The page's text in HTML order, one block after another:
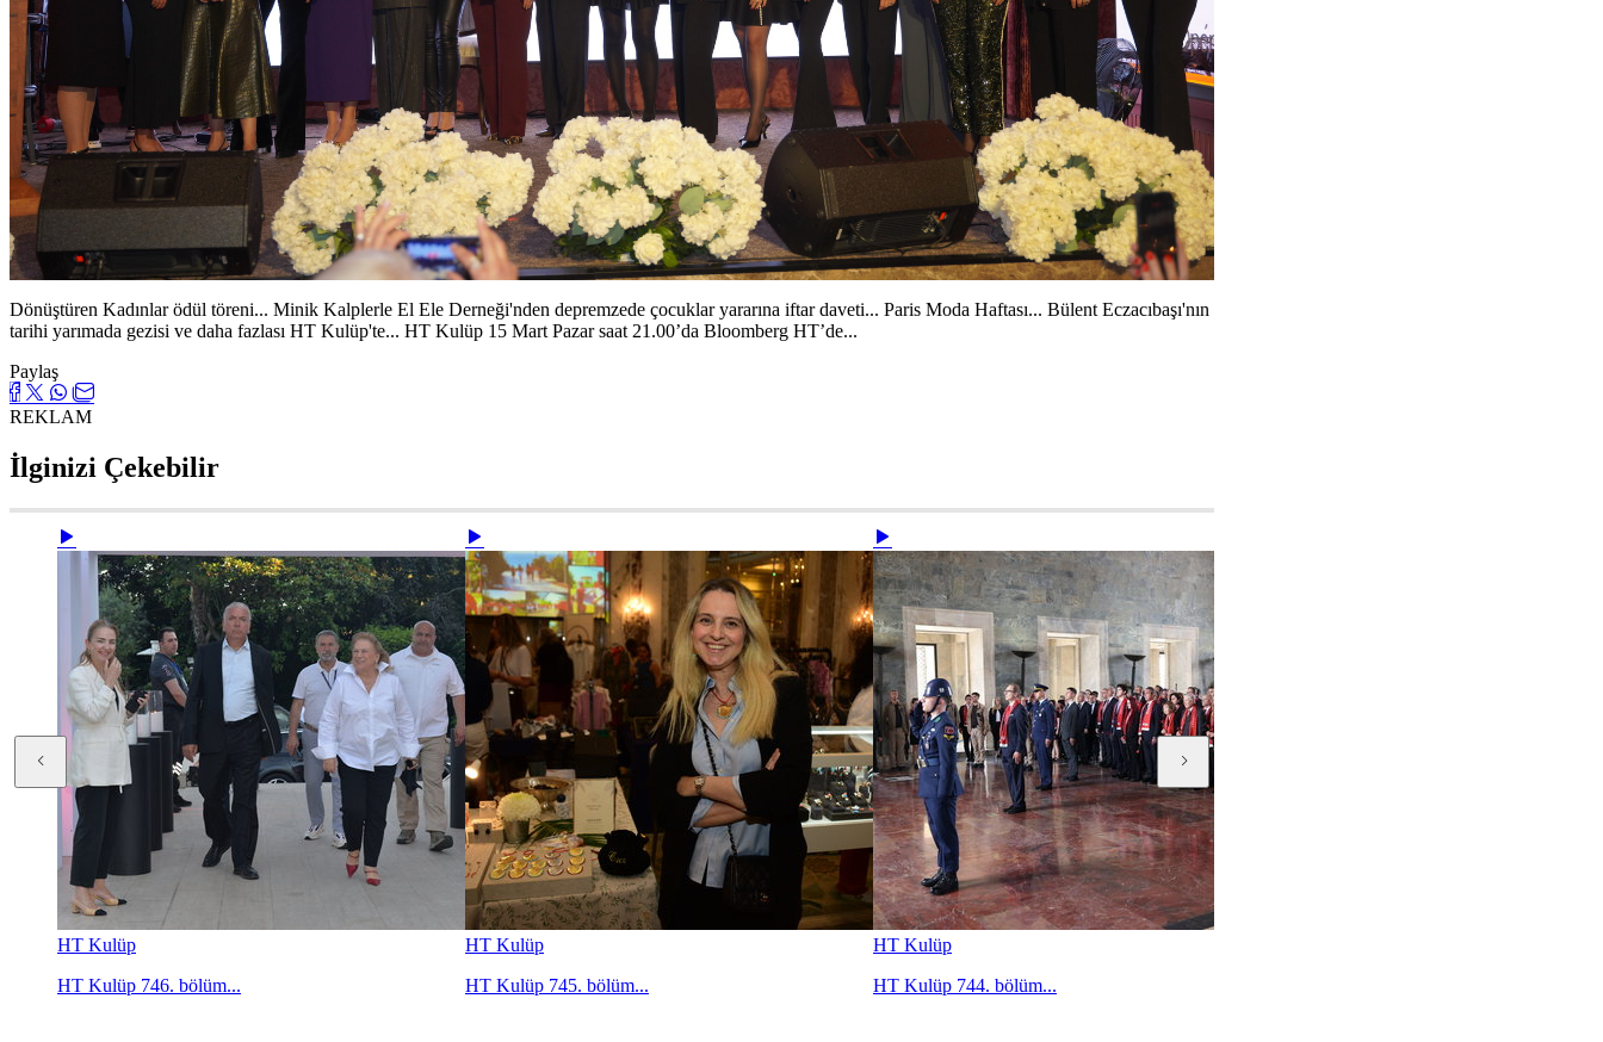
Oynat
Dönüştüren Kadınlar ödül töreni... Minik Kalplerle El Ele Derneği'nden depremzede çocuklar yararına iftar daveti... Paris Moda Haftası... Bülent Eczacıbaşı'nın
tarihi yarımada gezisi ve daha fazlası HT Kulüp'te... HT Kulüp 15 Mart Pazar saat 21.00’da Bloomberg HT’de...
Paylaş
REKLAM
İlginizi Çekebilir
HT Kulüp
HT Kulüp 746. bölüm...
HT Kulüp
HT Kulüp 745. bölüm...
HT Kulüp
HT Kulüp 744. bölüm...